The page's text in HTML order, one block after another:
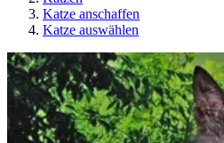
Katze anschaffen
Katze auswählen